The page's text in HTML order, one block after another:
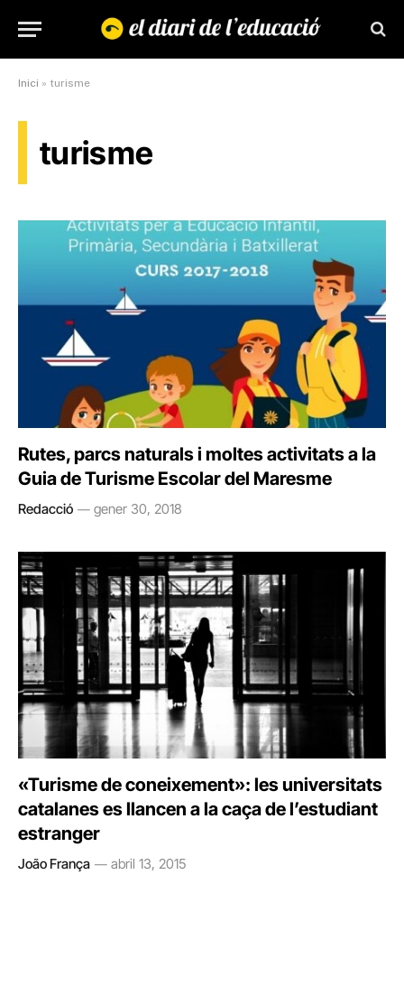
Inici » turisme
turisme
Rutes, parcs naturals i moltes activitats a la
Guia de Turisme Escolar del Maresme
Redacció gener 30, 2018
«Turisme de coneixement»: les universitats
catalanes es llancen a la caça de l’estudiant
estranger
João França abril 13, 2015